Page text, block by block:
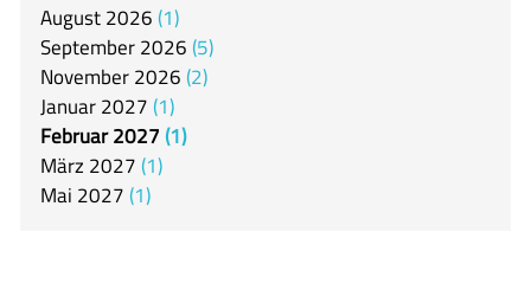
Offener Ganztag
Arbeitsgemeinschaften
Mensa
Unsere Schulgemeinschaft
Kontakt
August2026 1
September2026 5
November2026 2
Januar2027 1
Februar2027 1
März 2027 1
Mai 2027 1